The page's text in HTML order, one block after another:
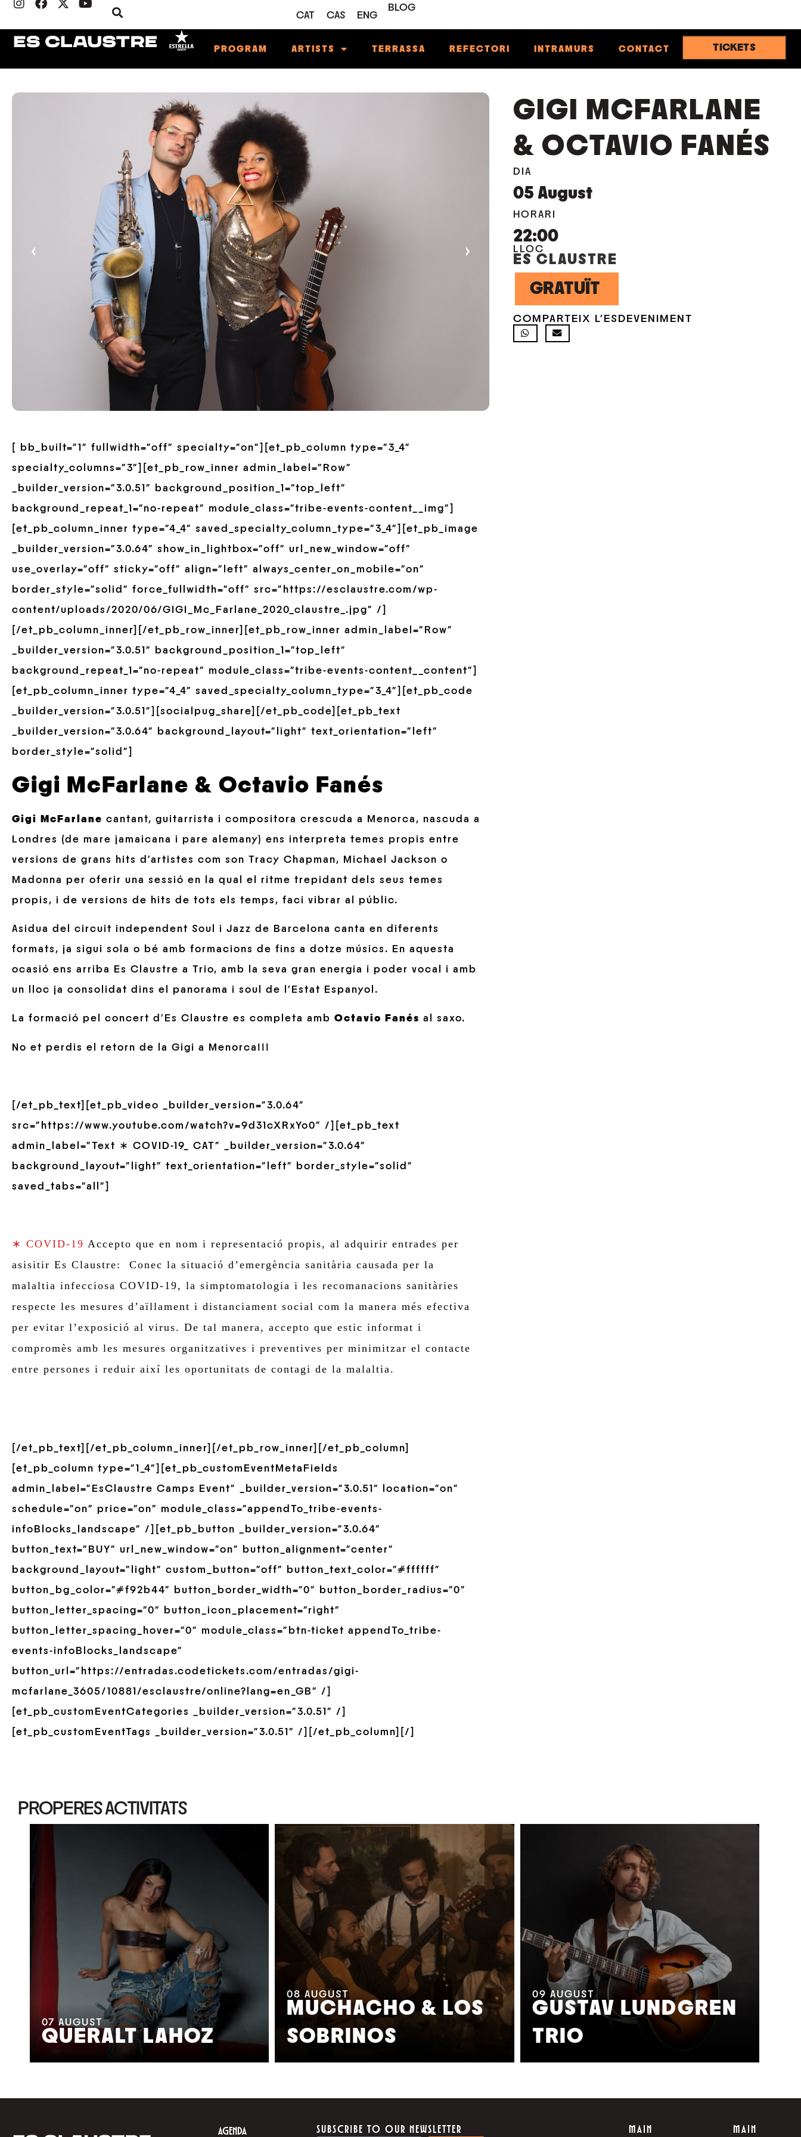
CAT CAS ENG
BLOG
PROGRAM ARTISTS TERRASSA REFECTORI INTRAMURS CONTACT TICKETS
‹ ›
GIGI MCFARLANE
& OCTAVIO FANÉS
DIA
05 August
HORARI
22:00
LLOC
ES CLAUSTRE
GRATUÏT
COMPARTEIX L'ESDEVENIMENT
[ bb_built=”1″ fullwidth=”off” specialty=”on”][et_pb_column type=”3_4″
specialty_columns=”3″][et_pb_row_inner admin_label=”Row”
_builder_version=”3.0.51″ background_position_1=”top_left”
background_repeat_1=”no-repeat” module_class=”tribe-events-content__img”]
[et_pb_column_inner type=”4_4″ saved_specialty_column_type=”3_4″][et_pb_image
_builder_version=”3.0.64″ show_in_lightbox=”off” url_new_window=”off”
use_overlay=”off” sticky=”off” align=”left” always_center_on_mobile=”on”
border_style=”solid” force_fullwidth=”off” src=”https://esclaustre.com/wp-
content/uploads/2020/06/GIGI_Mc_Farlane_2020_claustre_.jpg” /]
[/et_pb_column_inner][/et_pb_row_inner][et_pb_row_inner admin_label=”Row”
_builder_version=”3.0.51″ background_position_1=”top_left”
background_repeat_1=”no-repeat” module_class=”tribe-events-content__content”]
[et_pb_column_inner type=”4_4″ saved_specialty_column_type=”3_4″][et_pb_code
_builder_version=”3.0.51″][socialpug_share][/et_pb_code][et_pb_text
_builder_version=”3.0.64″ background_layout=”light” text_orientation=”left”
border_style=”solid”]
Gigi McFarlane & Octavio Fanés
Gigi McFarlane cantant, guitarrista i compositora crescuda a Menorca, nascuda a
Londres (de mare jamaicana i pare alemany) ens interpreta temes propis entre
versions de grans hits d’artistes com son Tracy Chapman, Michael Jackson o
Madonna per oferir una sessió en la qual el ritme trepidant dels seus temes
propis, i de versions de hits de tots els temps, faci vibrar al públic.
Asidua del circuit independent Soul i Jazz de Barcelona canta en diferents
formats, ja sigui sola o bé amb formacions de fins a dotze músics. En aquesta
ocasió ens arriba Es Claustre a Trio, amb la seva gran energia i poder vocal i amb
un lloc ja consolidat dins el panorama i soul de l’Estat Espanyol.
La formació pel concert d’Es Claustre es completa amb Octavio Fanés al saxo.
No et perdis el retorn de la Gigi a Menorca!!!
[/et_pb_text][et_pb_video _builder_version=”3.0.64″
src=”https://www.youtube.com/watch?v=9d31cXRxYo0″ /][et_pb_text
admin_label=”Text ∗ COVID-19_ CAT” _builder_version=”3.0.64″
background_layout=”light” text_orientation=”left” border_style=”solid”
saved_tabs=”all”]
∗ COVID-19 Accepto que en nom i representació propis, al adquirir entrades per
asisitir Es Claustre: Conec la situació d’emergència sanitària causada per la
malaltia infecciosa COVID-19, la simptomatologia i les recomanacions sanitàries
respecte les mesures d’aïllament i distanciament social com la manera més efectiva
per evitar l’exposició al virus. De tal manera, accepto que estic informat i
compromès amb les mesures organitzatives i preventives per minimitzar el contacte
entre persones i reduir així les oportunitats de contagi de la malaltia.
[/et_pb_text][/et_pb_column_inner][/et_pb_row_inner][/et_pb_column]
[et_pb_column type=”1_4″][et_pb_customEventMetaFields
admin_label=”EsClaustre Camps Event” _builder_version=”3.0.51″ location=”on”
schedule=”on” price=”on” module_class=”appendTo_tribe-events-
infoBlocks_landscape” /][et_pb_button _builder_version=”3.0.64″
button_text=”BUY” url_new_window=”on” button_alignment=”center”
background_layout=”light” custom_button=”off” button_text_color=”#ffffff”
button_bg_color=”#f92b44″ button_border_width=”0″ button_border_radius=”0″
button_letter_spacing=”0″ button_icon_placement=”right”
button_letter_spacing_hover=”0″ module_class=”btn-ticket appendTo_tribe-
events-infoBlocks_landscape”
button_url=”https://entradas.codetickets.com/entradas/gigi-
mcfarlane_3605/10881/esclaustre/online?lang=en_GB” /]
[et_pb_customEventCategories _builder_version=”3.0.51″ /]
[et_pb_customEventTags _builder_version=”3.0.51″ /][/et_pb_column][/]
PROPERES ACTIVITATS
07 AUGUST
QUERALT LAHOZ
08 AUGUST
MUCHACHO & LOS
SOBRINOS
09 AUGUST
GUSTAV LUNDGREN
TRIO
AGENDA SUBSCRIBE TO OUR NEWSLETTER MAIN MAIN